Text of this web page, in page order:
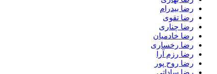
رضا بیدرام
رضا تقوی
رضا چناری
رضا خادمیان
رضا رخساری
رضا رزم آرا
رضا روح پور
رضا ساداتی